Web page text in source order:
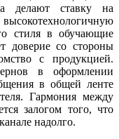
делают ставку на
стиля в обучающие
доверие со стороны
с продукцией.
в оформлении
в общей ленте
Гармония между
залогом того, что
надолго.